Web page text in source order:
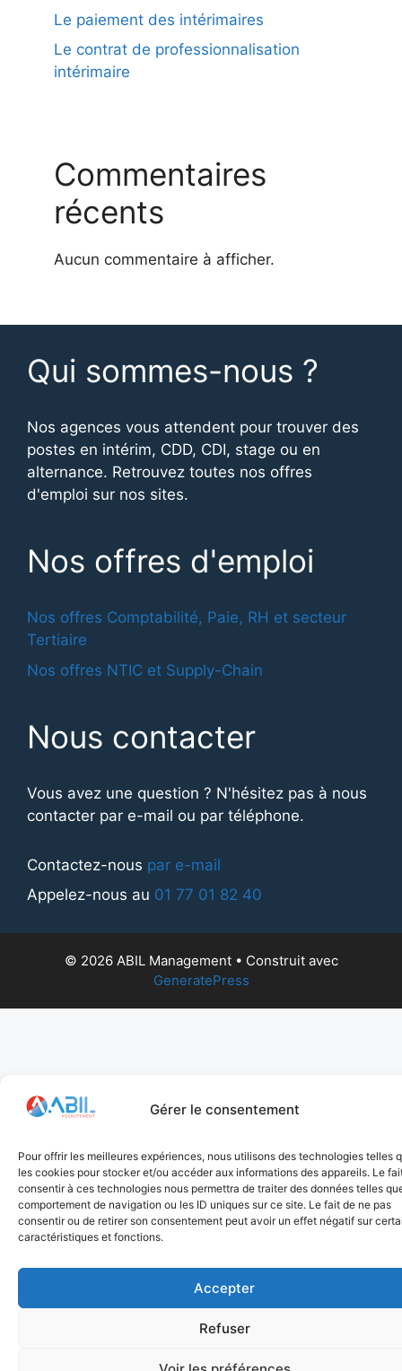
Gérer le consentement
Pour offrir les meilleures expériences, nous utilisons des technologies telles
les cookies pour stocker et/ou accéder aux informations des appareils. Le
consentir à ces technologies nous permettra de traiter des données telles
comportement de navigation ou les ID uniques sur ce site. Le fait de ne pas
consentir ou de retirer son consentement peut avoir un effet négatif sur
caractéristiques et fonctions.
Accepter
Refuser
Le paiement des intérimaires
Le contrat de professionnalisation
intérimaire
Commentaires
récents
Aucun commentaire à afficher.
Qui sommes-nous ?
Nos agences vous attendent pour trouver des
postes en intérim, CDD, CDI, stage ou en
alternance. Retrouvez toutes nos offres
d'emploi sur nos sites.
Nos offres d'emploi
Nos offres Comptabilité, Paie, RH et secteur
Tertiaire
Nos offres NTIC et Supply-Chain
Nous contacter
Vous avez une question ? N'hésitez pas à nous
contacter par e-mail ou par téléphone.
Contactez-nous par e-mail
Appelez-nous au 01 77 01 82 40
© 2026 ABIL Management• Construit avec
GeneratePress